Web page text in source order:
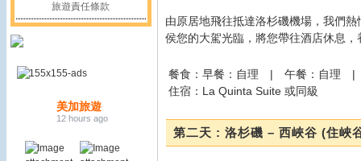
旅遊責任條款
美加旅遊
12 hours ago
由原居地飛往抵達洛杉磯機場，我們
侯您的大駕光臨，將您帶往酒店休息
餐食：早餐：自理 | 午餐：自理 |
住宿：La Quinta Suite 或同級
第二天 : 洛杉磯 – 西峽谷 (住峽